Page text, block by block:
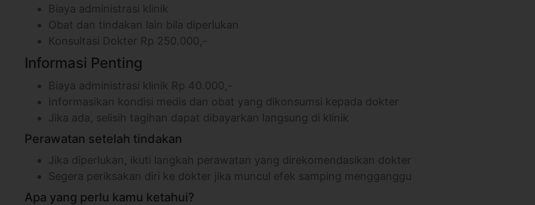
Biaya administrasi klinik
Obat dan tindakan lain bila diperlukan
Konsultasi Dokter Rp 250.000,-
Informasi Penting
Biaya administrasi klinik Rp 40.000,-
Informasikan kondisi medis dan obat yang dikonsumsi kepada dokter
Jika ada, selisih tagihan dapat dibayarkan langsung di klinik
Perawatan setelah tindakan
Jika diperlukan, ikuti langkah perawatan yang direkomendasikan dokter
Segera periksakan diri ke dokter jika muncul efek samping mengganggu
Apa yang perlu kamu ketahui?